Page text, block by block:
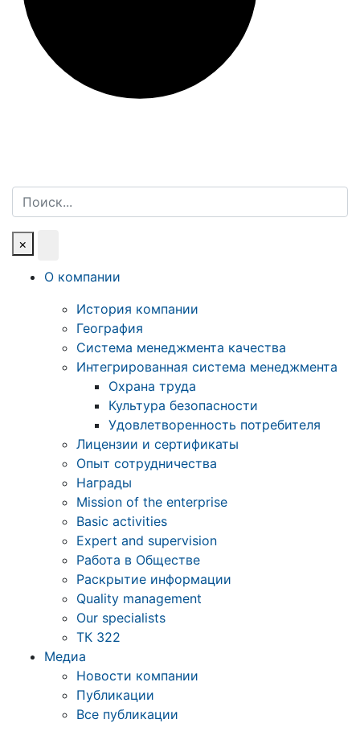
Поиск
×
О компании
История компании
География
Система менеджмента качества
Интегрированная система менеджмента
Охрана труда
Культура безопасности
Удовлетворенность потребителя
Лицензии и сертификаты
Опыт сотрудничества
Награды
Mission of the enterprise
Basic activities
Expert and supervision
Работа в Обществе
Раскрытие информации
Quality management
Our specialists
ТК 322
Медиа
Новости компании
Публикации
Все публикации